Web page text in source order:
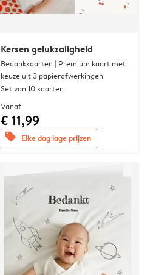
Kersen gelukzaligheid
Bedankkaarten | Premium kaart met
keuze uit 3 papierafwerkingen
Set van 10 kaarten
Vanaf
€ 11,99
offers Elke dag lage prijzen